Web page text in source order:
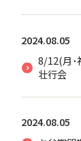
2024.08.05
8/12(月･
壮行会
2024.08.05